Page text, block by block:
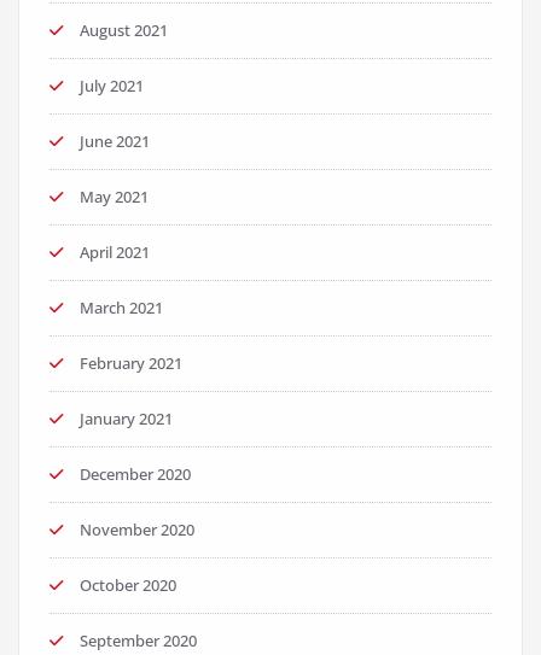
August 2021
July 2021
June 2021
May 2021
April 2021
March 2021
February 2021
January 2021
December 2020
November 2020
October 2020
September 2020